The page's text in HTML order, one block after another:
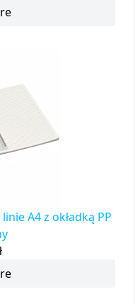
A4 z okładką PP